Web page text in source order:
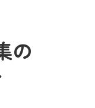
の